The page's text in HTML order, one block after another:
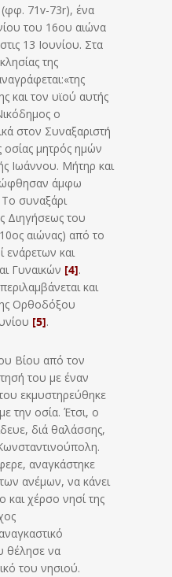
71v-73r), ένα
του 16ου αιώνα
13 Ιουνίου. Στα
της
και τον υϊού αυτής
ο
στον Συναξαριστή
οσίας μητρός ημών
Ιωάννου. Μήτηρ και
ώφθησαν άμφω
Το συναξάρι
Διηγήσεως του
αιώνας) από το
ενάρετων και
Γυναικών [4].
και
Ορθοδόξου
[5].
Βίου από τον
του με έναν
εκμυστηρεύθηκε
την οσία. Έτσι, ο
διά θαλάσσης,
αναγκάστηκε
των ανέμων, να κάνει
και χέρσο νησί της
θέλησε να
του νησιού.